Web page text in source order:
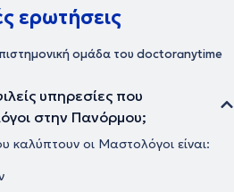
ασθενών, την οποία θεωρεί
έγκαιρη διάγνωση και θεραπεία
περιοδικά για την ογκοπλαστική, την
μεταμόσχευσης λίπους στην
συμμετέχει τακτικά σε
ως εισηγητής και ομιλητής
απευθύνονται σε ογκολογικούς
ερωτήσεις
ομάδα του doctoranytime
υπηρεσίες που
στην Πανόρμου;
καλύπτουν οι Μαστολόγοι είναι: